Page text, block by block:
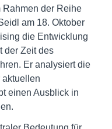
Rahmen der Reihe
am 18. Oktober
die Entwicklung
der Zeit des
Er analysiert die
aktuellen
einen Ausblick in